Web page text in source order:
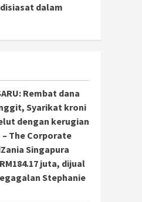
dalam
Rembat dana
Syarikat kroni
dengan kerugian
The Corporate
Singapura
juta, dijual
Stephanie